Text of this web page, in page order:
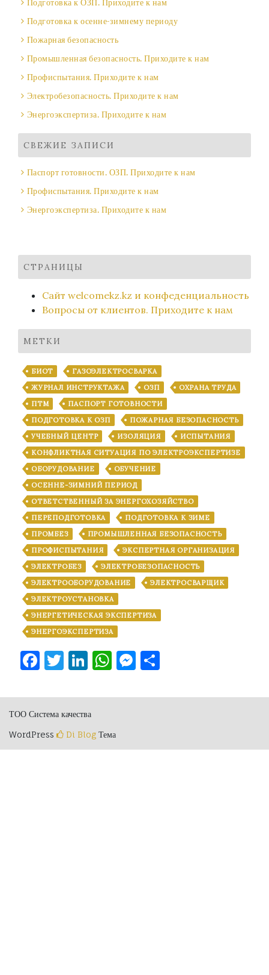
Подготовка к ОЗП. Приходите к нам
Подготовка к осенне-зимнему периоду
Пожарная безопасность
Промышленная безопасность. Приходите к нам
Профиспытания. Приходите к нам
Электробезопасность. Приходите к нам
Энергоэкспертиза. Приходите к нам
СВЕЖИЕ ЗАПИСИ
Паспорт готовности. ОЗП. Приходите к нам
Профиспытания. Приходите к нам
Энергоэкспертиза. Приходите к нам
СТРАНИЦЫ
Сайт welcomekz.kz и конфеденциальность
Вопросы от клиентов. Приходите к нам
МЕТКИ
БИОТ
ГАЗОЭЛЕКТРОСВАРКА
ЖУРНАЛ ИНСТРУКТАЖА
ОЗП
ОХРАНА ТРУДА
ПТМ
ПАСПОРТ ГОТОВНОСТИ
ПОДГОТОВКА К ОЗП
ПОЖАРНАЯ БЕЗОПАСНОСТЬ
УЧЕБНЫЙ ЦЕНТР
ИЗОЛЯЦИЯ
ИСПЫТАНИЯ
КОНФЛИКТНАЯ СИТУАЦИЯ ПО ЭЛЕКТРОЭКСПЕРТИЗЕ
ОБОРУДОВАНИЕ
ОБУЧЕНИЕ
ОСЕННЕ-ЗИМНИЙ ПЕРИОД
ОТВЕТСТВЕННЫЙ ЗА ЭНЕРГОХОЗЯЙСТВО
ПЕРЕПОДГОТОВКА
ПОДГОТОВКА К ЗИМЕ
ПРОМБЕЗ
ПРОМЫШЛЕННАЯ БЕЗОПАСНОСТЬ
ПРОФИСПЫТАНИЯ
ЭКСПЕРТНАЯ ОРГАНИЗАЦИЯ
ЭЛЕКТРОБЕЗ
ЭЛЕКТРОБЕЗОПАСНОСТЬ
ЭЛЕКТРООБОРУДОВАНИЕ
ЭЛЕКТРОСВАРЩИК
ЭЛЕКТРОУСТАНОВКА
ЭНЕРГЕТИЧЕСКАЯ ЭКСПЕРТИЗА
ЭНЕРГОЭКСПЕРТИЗА
Facebook
Twitter
LinkedIn
WhatsApp
Messenger
ТОО Система качества
WordPress
Di Blog Тема